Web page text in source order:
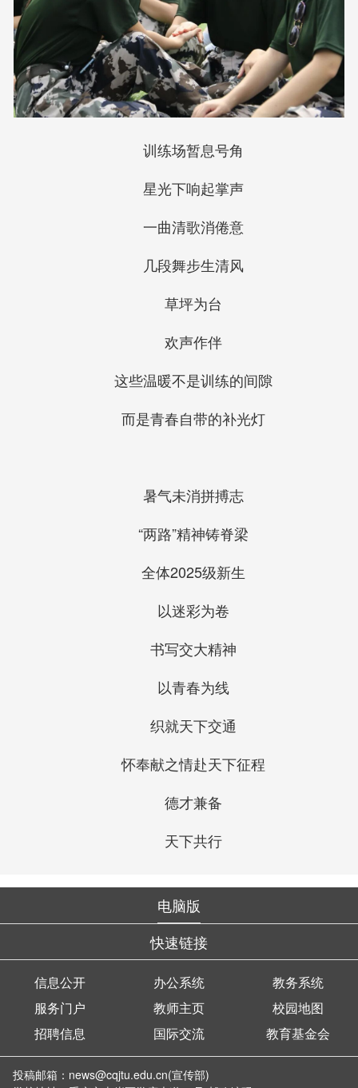
训练场暂息号角
星光下响起掌声
一曲清歌消倦意
几段舞步生清风
草坪为台
欢声作伴
这些温暖不是训练的间隙
而是青春自带的补光灯
暑气未消拼搏志
“两路”精神铸脊梁
全体2025级新生
以迷彩为卷
书写交大精神
以青春为线
织就天下交通
怀奉献之情赴天下征程
德才兼备
天下共行
电脑版
快速链接
信息公开 办公系统
教务系统
服务门户
教师主页
校园地图
招聘信息
国际交流 教育基金会
投稿邮箱：news@cqjtu.edu.cn(宣传部)